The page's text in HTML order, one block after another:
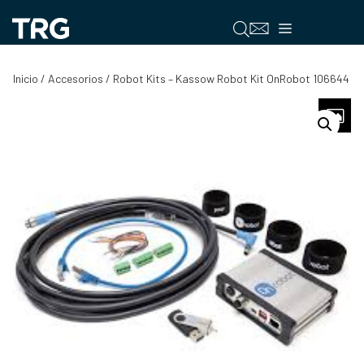
contenido
Menú
Inicio / Accesorios / Robot Kits – Kassow Robot Kit OnRobot 106644